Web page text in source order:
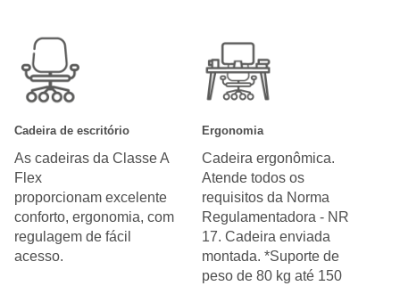
Cadeira de escritório
As cadeiras da Classe A
Flex
proporcionam excelente
conforto, ergonomia, com
regulagem de fácil
acesso.
Ergonomia
Cadeira ergonômica.
Atende todos os
requisitos da Norma
Regulamentadora - NR
17. Cadeira enviada
montada. *Suporte de
peso de 80 kg até 150